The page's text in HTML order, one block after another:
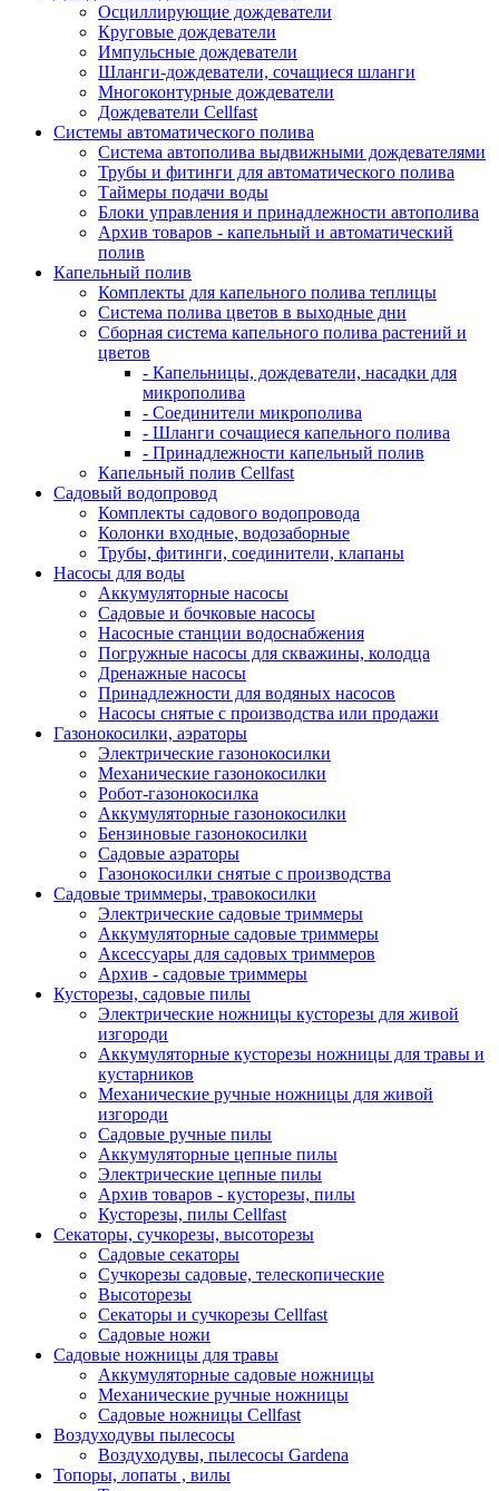
Осциллирующие дождеватели
Круговые дождеватели
Импульсные дождеватели
Шланги-дождеватели, сочащиеся шланги
Многоконтурные дождеватели
Дождеватели Cellfast
Системы автоматического полива
Система автополива выдвижными дождевателями
Трубы и фитинги для автоматического полива
Таймеры подачи воды
Блоки управления и принадлежности автополива
Архив товаров - капельный и автоматический
полив
Капельный полив
Комплекты для капельного полива теплицы
Система полива цветов в выходные дни
Сборная система капельного полива растений и
цветов
- Капельницы, дождеватели, насадки для
микрополива
- Соединители микрополива
- Шланги сочащиеся капельного полива
- Принадлежности капельный полив
Капельный полив Cellfast
Садовый водопровод
Комплекты садового водопровода
Колонки входные, водозаборные
Трубы, фитинги, соединители, клапаны
Насосы для воды
Аккумуляторные насосы
Садовые и бочковые насосы
Насосные станции водоснабжения
Погружные насосы для скважины, колодца
Дренажные насосы
Принадлежности для водяных насосов
Насосы снятые с производства или продажи
Газонокосилки, аэраторы
Электрические газонокосилки
Механические газонокосилки
Робот-газонокосилка
Аккумуляторные газонокосилки
Бензиновые газонокосилки
Садовые аэраторы
Газонокосилки снятые с производства
Садовые триммеры, травокосилки
Электрические садовые триммеры
Аккумуляторные садовые триммеры
Аксессуары для садовых триммеров
Архив - садовые триммеры
Кусторезы, садовые пилы
Электрические ножницы кусторезы для живой
изгороди
Аккумуляторные кусторезы ножницы для травы и
кустарников
Механические ручные ножницы для живой
изгороди
Садовые ручные пилы
Аккумуляторные цепные пилы
Электрические цепные пилы
Архив товаров - кусторезы, пилы
Кусторезы, пилы Cellfast
Секаторы, сучкорезы, высоторезы
Садовые секаторы
Сучкорезы садовые, телескопические
Высоторезы
Секаторы и сучкорезы Cellfast
Садовые ножи
Садовые ножницы для травы
Аккумуляторные садовые ножницы
Механические ручные ножницы
Садовые ножницы Cellfast
Воздуходувы пылесосы
Воздуходувы, пылесосы Gardena
Топоры, лопаты , вилы